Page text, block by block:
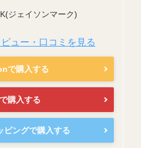
ジェイソンマーク)
ュー・口コミを見る
で購入する
購入する
ピングで購入する